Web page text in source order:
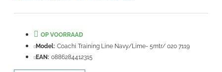
VERDER
OP VOORRAAD
Model: Coachi Training Line Navy/Lime- 5mtr/ 020 7119
EAN: 0886284412315